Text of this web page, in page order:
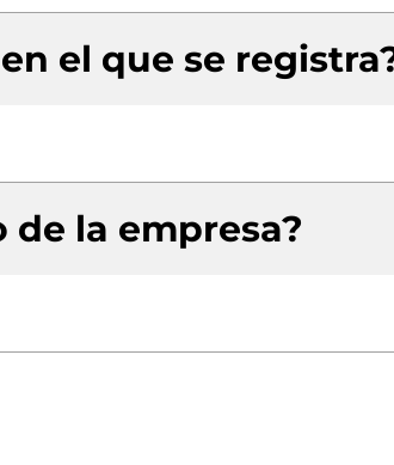
el que se
de la empresa?